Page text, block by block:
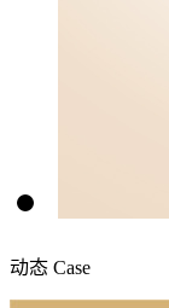
动态 Case